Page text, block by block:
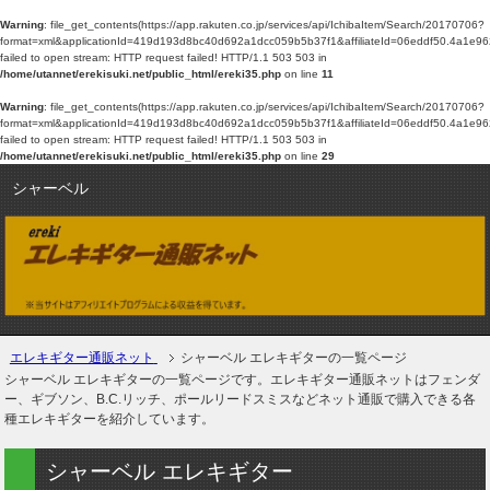
Warning: file_get_contents(https://app.rakuten.co.jp/services/api/IchibaItem/Search/20170706?
failed to open stream: HTTP request failed! HTTP/1.1 503 503 in
/home/utannet/erekisuki.net/public_html/ereki35.php on line 11
Warning: file_get_contents(https://app.rakuten.co.jp/services/api/IchibaItem/Search/20170706?
failed to open stream: HTTP request failed! HTTP/1.1 503 503 in
/home/utannet/erekisuki.net/public_html/ereki35.php on line 29
シャーベル
エレキギター通販ネット
シャーベル エレキギターの一覧ページ
シャーベル エレキギターの一覧ページです。エレキギター通販ネットはフェンダ
ー、ギブソン、B.C.リッチ、ポールリードスミスなどネット通販で購入できる各
種エレキギターを紹介しています。
シャーベル エレキギター